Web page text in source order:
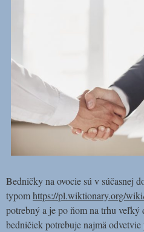
Bedničky na ovocie sú v súčasnej
typomhttps://pl.wiktionary.org/
potrebný a je po ňom na trhu
bedničiek potrebuje najmä